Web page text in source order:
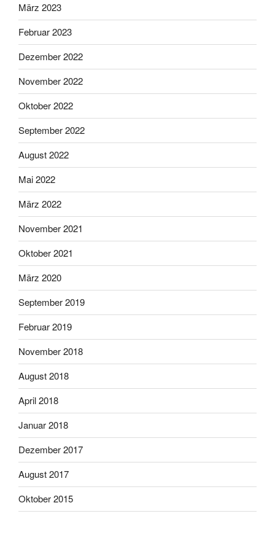
März 2023
Februar 2023
Dezember 2022
November 2022
Oktober 2022
September 2022
August 2022
Mai 2022
März 2022
November 2021
Oktober 2021
März 2020
September 2019
Februar 2019
November 2018
August 2018
April 2018
Januar 2018
Dezember 2017
August 2017
Oktober 2015